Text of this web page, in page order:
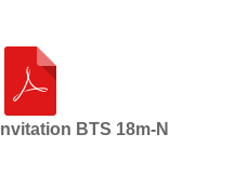
Invitation BTS 18m-N